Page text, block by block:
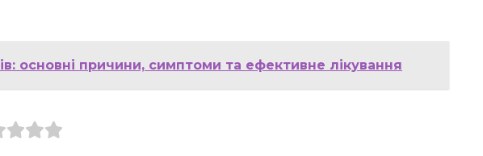
основні причини, симптоми та ефективне лікування